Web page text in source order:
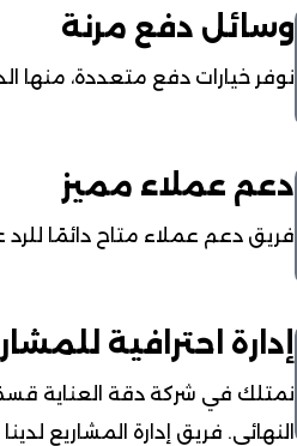
وسائل دفع مرنة
نوفر خيارات دفع متعددة، منها
دعم عملاء مميز
فريق دعم عملاء متاح دائمًا
إدارة احترافية
نمتلك في شركة دقة العناية
النهائي. فريق إدارة المشاريع